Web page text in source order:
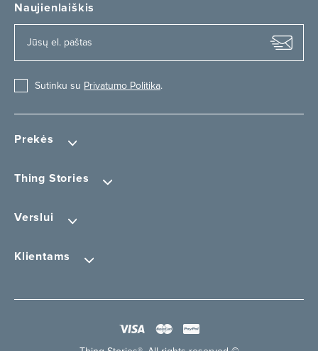
Prekės
Thing Stories
Verslui
Klientams
Naujienlaiškis
Sutinku su Privatumo Politika.